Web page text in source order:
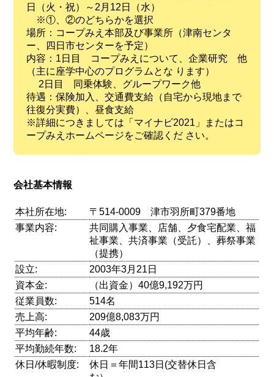
日（火・祝）～2月12日（水）
※①、②のどちらかを選択
場所：コープみえ本部及び事業所（津南センタ
ー、四日市センターを予定）
内容：1日目 コープみえについて、企業研究 他
（主に座学中心のプログラムとな ります）
2日目 同乗体験、グループワーク他
待遇：保険加入、交通費支給（自宅から現地まで
往復分実費）、昼食支給
※詳細につきましては「マイナビ2021」またはコ
ープみえホームページをご確認くだ さい。
会社基本情報
本社所在地:
〒514-0009 津市羽所町379番地
事業内容:
共同購入事業、店舗、夕食宅配業、福
祉事業、共済事業（受託）、葬祭事業
（提携）
設立:
2003年3月21日
資本金:
（出資金）40億9,192万円
従業員数:
514名
売上高:
209億8,083万円
平均年齢:
44歳
平均勤続年数:
18.2年
休日/休暇制度:
休日＝年間113日(交替休日含